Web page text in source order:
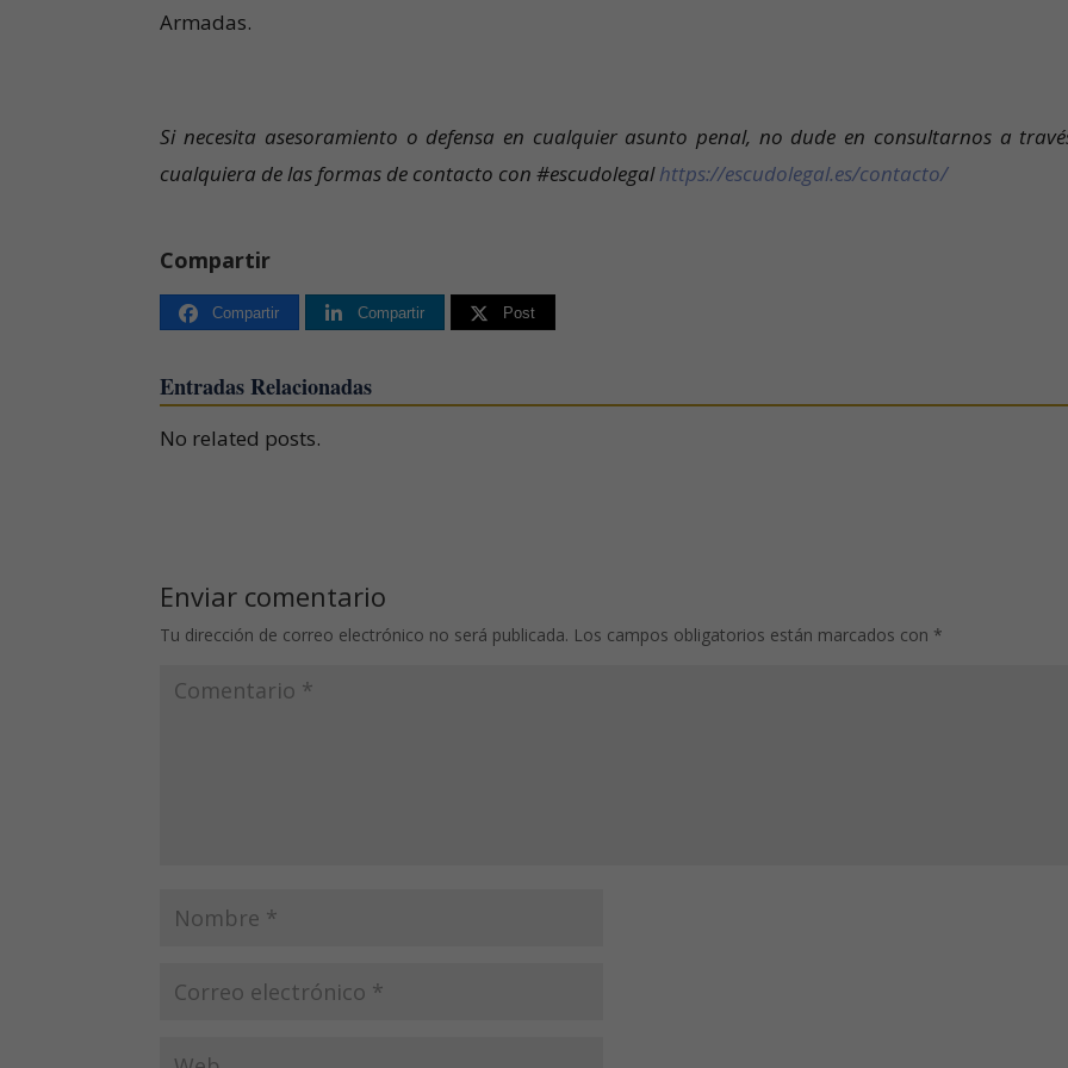
Armadas.
Si necesita asesoramiento o defensa en cualquier asunto penal, no dude en consultarnos a
cualquiera de las formas de contacto con #escudolegalhttps://escudolegal.es/contacto/
Compartir
Compartir Compartir Post
Entradas Relacionadas
No related posts.
Enviar comentario
Tu dirección de correo electrónico no será publicada. Los campos obligatorios están marcados con *